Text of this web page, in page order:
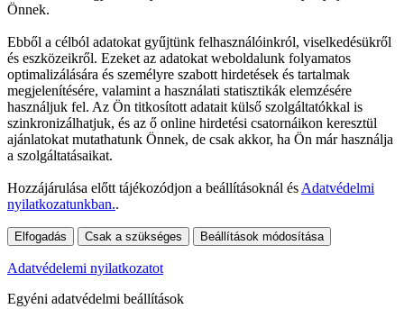
Önnek.
Ebből a célból adatokat gyűjtünk felhasználóinkról, viselkedésükről
és eszközeikről. Ezeket az adatokat weboldalunk folyamatos
optimalizálására és személyre szabott hirdetések és tartalmak
megjelenítésére, valamint a használati statisztikák elemzésére
használjuk fel. Az Ön titkosított adatait külső szolgáltatókkal is
szinkronizálhatjuk, és az ő online hirdetési csatornáikon keresztül
ajánlatokat mutathatunk Önnek, de csak akkor, ha Ön már használja
a szolgáltatásaikat.
Hozzájárulása előtt tájékozódjon a beállításoknál és Adatvédelmi
nyilatkozatunkban..
Elfogadás Csak a szükséges Beállítások módosítása
Adatvédelemi nyilatkozatot
Egyéni adatvédelmi beállítások